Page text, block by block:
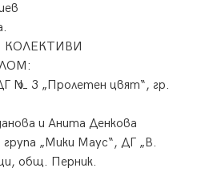
№ 3 „Пролетен цвят“, гр.
и Анита Денкова
„Мики Маус“, ДГ „В.
общ. Перник.